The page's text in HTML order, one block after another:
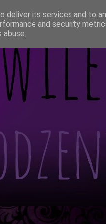
deliver its services and to
and security